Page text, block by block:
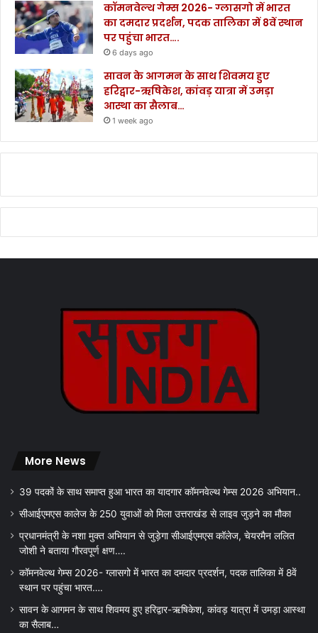
कॉमनवेल्थ गेम्स 2026- ग्लासगो में भारत
का दमदार प्रदर्शन, पदक तालिका में 8वें स्थान
पर पहुंचा भारत….
6 days ago
सावन के आगमन के साथ शिवमय हुए
हरिद्वार-ऋषिकेश, कांवड़ यात्रा में उमड़ा
आस्था का सैलाब…
1 week ago
More News
39 पदकों के साथ समाप्त हुआ भारत का यादगार कॉमनवेल्थ गेम्स 2026 अभियान..
सीआईएमएस कालेज के 250 युवाओं को मिला उत्तराखंड से लाइव जुड़ने का मौका
प्रधानमंत्री के नशा मुक्त अभियान से जुड़ेगा सीआईएमएस कॉलेज, चेयरमैन ललित
जोशी ने बताया गौरवपूर्ण क्षण….
कॉमनवेल्थ गेम्स 2026- ग्लासगो में भारत का दमदार प्रदर्शन, पदक तालिका में 8वें
स्थान पर पहुंचा भारत….
सावन के आगमन के साथ शिवमय हुए हरिद्वार-ऋषिकेश, कांवड़ यात्रा में उमड़ा आस्था
का सैलाब…